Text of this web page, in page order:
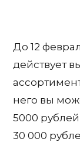
До 12
действует
него вы
5000
30 000